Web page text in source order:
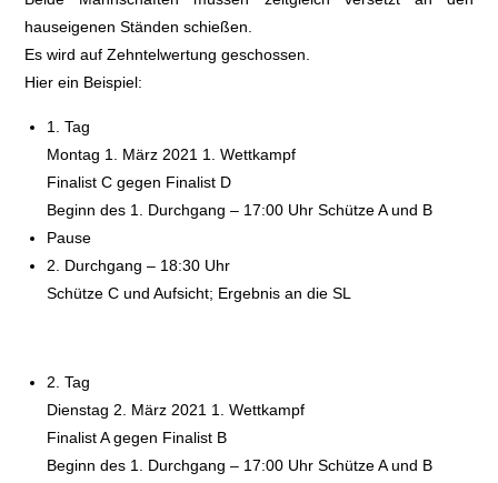
hauseigenen Ständen schießen.
Es wird auf Zehntelwertung geschossen.
Hier ein Beispiel:
1. Tag
Montag 1. März 2021 1. Wettkampf
Finalist C gegen Finalist D
Beginn des 1. Durchgang – 17:00 Uhr Schütze A und B
Pause
2. Durchgang – 18:30 Uhr
Schütze C und Aufsicht; Ergebnis an die SL
2. Tag
Dienstag 2. März 2021 1. Wettkampf
Finalist A gegen Finalist B
Beginn des 1. Durchgang – 17:00 Uhr Schütze A und B